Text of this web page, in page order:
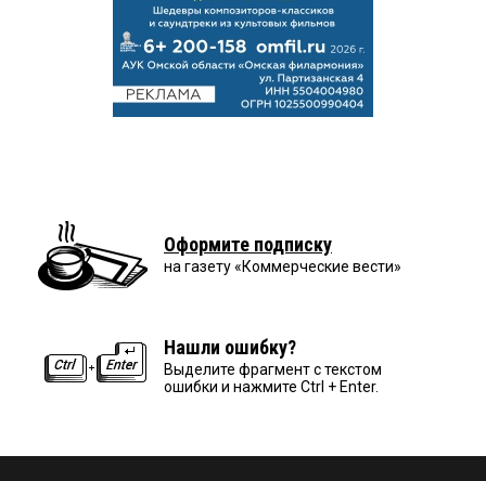
Оформите подписку
на газету «Коммерческие вести»
Нашли ошибку?
Выделите фрагмент с текстом
ошибки и нажмите Ctrl + Enter.